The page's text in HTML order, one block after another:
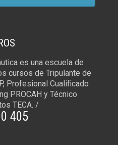
es una escuela de
cursos de Tripulante de
Profesional Cualificado
PROCAH y Técnico
TECA. /
405